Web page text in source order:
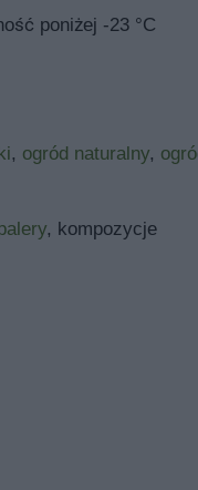
poniżej -23 °C
, ogród naturalny,
, kompozycje